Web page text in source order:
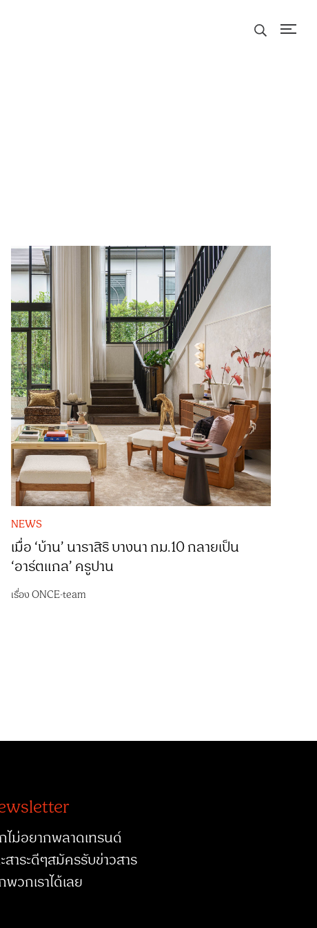
NEWS
เมื่อ ‘บ้าน’ นาราสิริ บางนา กม.10 กลายเป็น
‘อาร์ตแกล’ ครูปาน
เรื่องONCE-team
ไม่อยากพลาดเทรนด์
สาระดีๆสมัครรับข่าวสาร
พวกเราได้เลย